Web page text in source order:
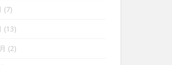
(7)
(13)
(2)